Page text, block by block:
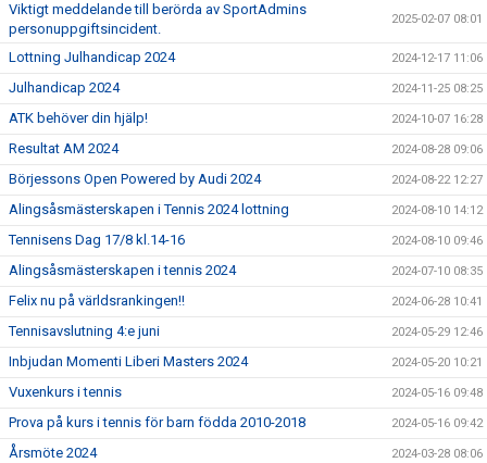
Viktigt meddelande till berörda av SportAdmins
personuppgiftsincident.
2025-02-07 08:01
Lottning Julhandicap 2024 2024-12-17 11:06
Julhandicap 2024 2024-11-25 08:25
ATK behöver din hjälp! 2024-10-07 16:28
Resultat AM 2024 2024-08-28 09:06
Börjessons Open Powered by Audi 2024 2024-08-22 12:27
Alingsåsmästerskapen i Tennis 2024 lottning 2024-08-10 14:12
Tennisens Dag 17/8 kl.14-16 2024-08-10 09:46
Alingsåsmästerskapen i tennis 2024 2024-07-10 08:35
Felix nu på världsrankingen!! 2024-06-28 10:41
Tennisavslutning 4:e juni 2024-05-29 12:46
Inbjudan Momenti Liberi Masters 2024 2024-05-20 10:21
Vuxenkurs i tennis 2024-05-16 09:48
Prova på kurs i tennis för barn födda 2010-2018 2024-05-16 09:42
Årsmöte 2024 2024-03-28 08:06